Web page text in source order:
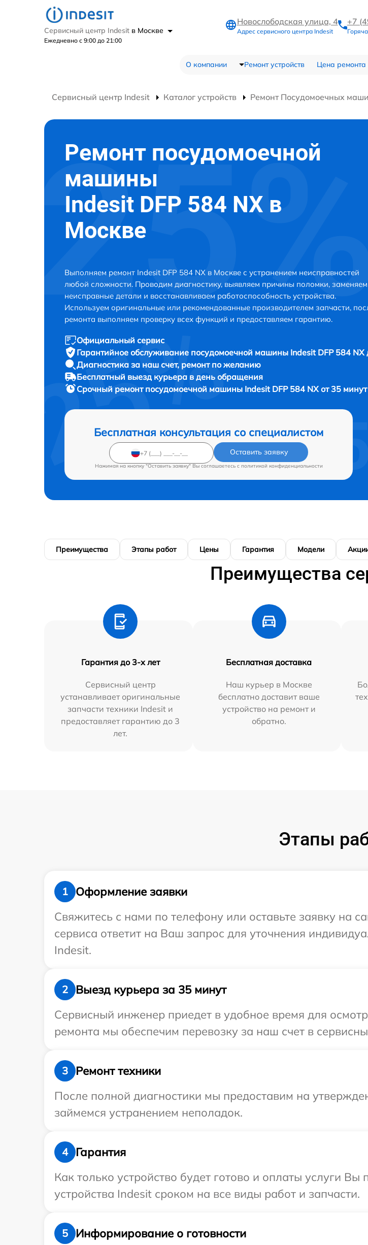
Сервисный центр Indesit в Москве
Ежедневно с 9:00 до 21:00
Новослободская улица, 4
Адрес сервисного центра Indesit
+7
О компании Ремонт устройств Цена ремонта
Сервисный центр Indesit Каталог устройств Ремонт Посудомоечных
Ремонт посудомоечной
машины
Indesit DFP 584 NX в
Москве
Выполняем ремонт Indesit DFP 584 NX в Москве с устранением неисправностей
любой сложности. Проводим диагностику, выявляем причины поломки, заменяем
неисправные детали и восстанавливаем работоспособность устройства.
Используем оригинальные или рекомендованные производителем запчасти,
ремонта выполняем проверку всех функций и предоставляем гарантию.
Официальный сервис
Гарантийное обслуживание посудомоечной машины Indesit DFP 584 NX
Диагностика за наш счет, ремонт по желанию
Бесплатный выезд курьера в день обращения
Срочный ремонт посудомоечной машины Indesit DFP 584 NX от 35 минут
Бесплатная консультация со специалистом
Оставить заявку
Нажимая на кнопку "Оставить заявку" Вы соглашаетесь c политикой конфиденциальности
Преимущества Этапы работ Цены Гарантия Модели
Преимущества
Гарантия до 3-х лет
Сервисный центр
устанавливает оригинальные
запчасти техники Indesit и
предоставляет гарантию до 3
лет.
Бесплатная доставка
Наш курьер в Москве
бесплатно доставит ваше
устройство на ремонт и
обратно.
Этапы
1
Оформление заявки
Свяжитесь с нами по телефону или оставьте заявку на
сервиса ответит на Ваш запрос для уточнения
Indesit.
2
Выезд курьера за 35 минут
Сервисный инженер приедет в удобное время для
ремонта мы обеспечим перевозку за наш счет в
3
Ремонт техники
После полной диагностики мы предоставим на
займемся устранением неполадок.
4
Гарантия
Как только устройство будет готово и оплаты услуги
устройства Indesit сроком на все виды работ и запчасти.
5
Информирование о готовности